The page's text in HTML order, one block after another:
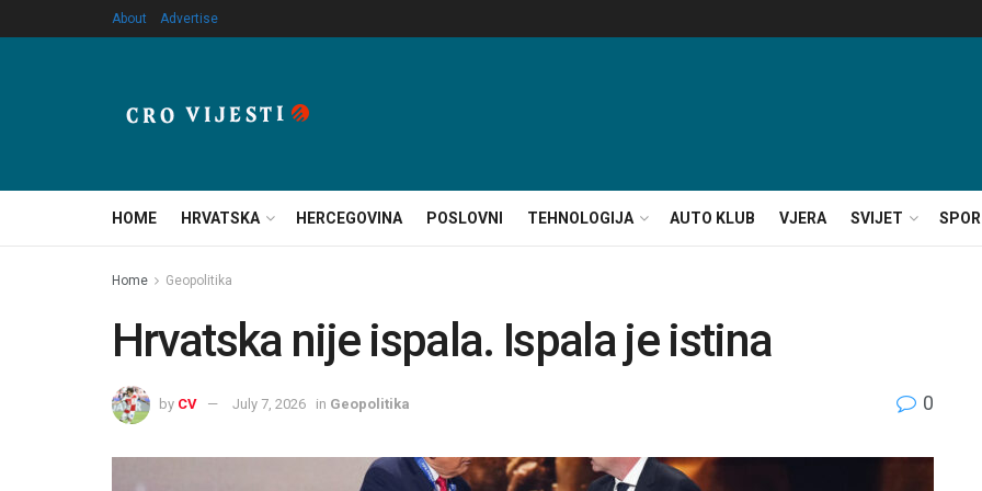
About Advertise
HOME HRVATSKA HERCEGOVINA POSLOVNI TEHNOLOGIJA AUTO KLUB VJERA SVIJET
Home Geopolitika
Hrvatska nije ispala. Ispala je istina
by CV July 7, 2026 in Geopolitika 0